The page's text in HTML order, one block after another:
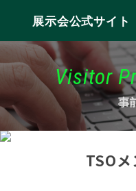
展示会公式サイト
Visitor
事
TSO